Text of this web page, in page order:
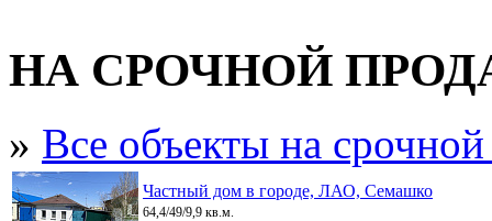
НА СРОЧНОЙ
» Все объекты на
Частный дом в городе, ЛАО, Семашко
64,4/49/9,9 кв.м.